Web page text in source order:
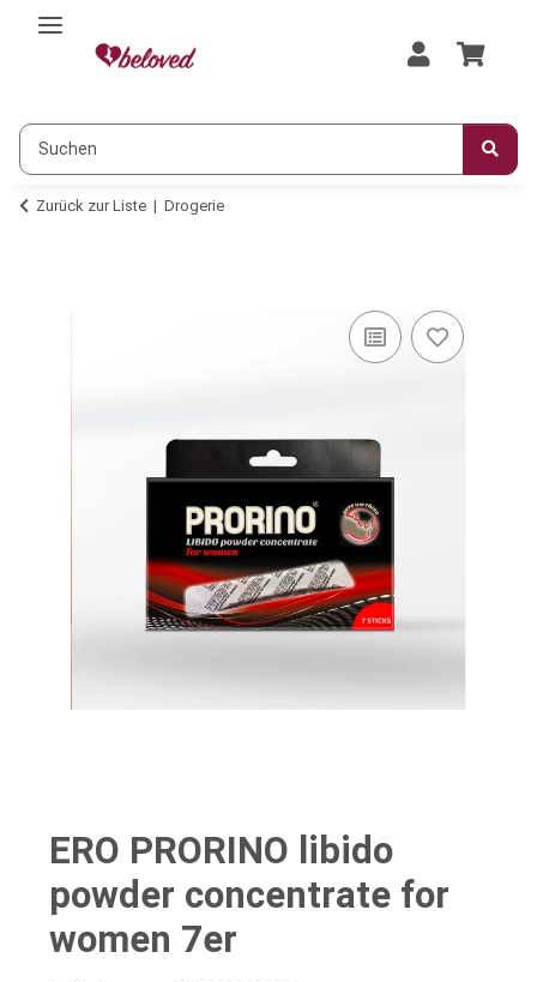
Zurück zur Liste Drogerie
ERO PRORINO libido
powder concentrate for
women 7er